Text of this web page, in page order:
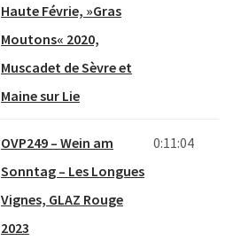
Haute Févrie, »Gras
Moutons« 2020,
Muscadet de Sèvre et
Maine sur Lie
OVP249 – Wein am
Sonntag – Les Longues
Vignes, GLAZ Rouge
2023
0:11:04